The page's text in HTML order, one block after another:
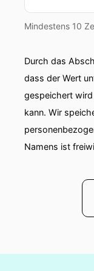
Mindestens 10
Durch das
dass der Wert
gespeichert
kann. Wir
Namens ist